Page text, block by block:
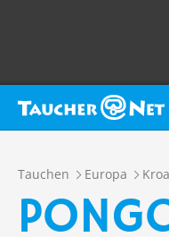
Tauchen Europa